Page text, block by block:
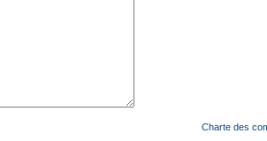
Charte des